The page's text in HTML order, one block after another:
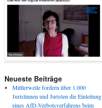
Neueste Beiträge
Mittlerweile fordern über 1.000
Juristinnen und Juristen die Einleitung
eines AfD-Verbotsverfahrens beim